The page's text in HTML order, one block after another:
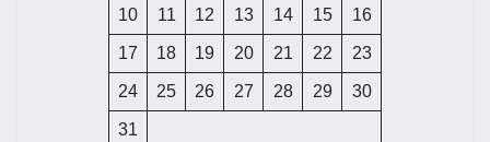
10 11 12 13 14 15 16
17 18 19 20 21 22 23
24 25 26 27 28 29 30
31